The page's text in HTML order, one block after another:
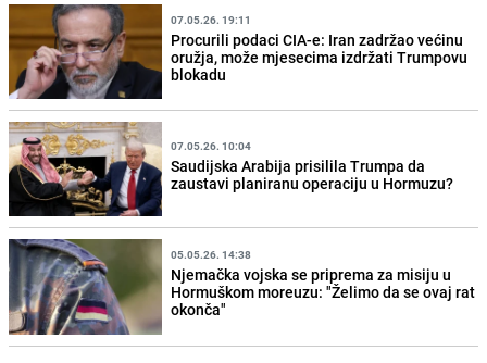
07.05.26. 19:11
Procurili podaci CIA-e: Iran zadržao većinu
oružja, može mjesecima izdržati Trumpovu
blokadu
07.05.26. 10:04
Saudijska Arabija prisilila Trumpa da
zaustavi planiranu operaciju u Hormuzu?
05.05.26. 14:38
Njemačka vojska se priprema za misiju u
Hormuškom moreuzu: "Želimo da se ovaj rat
okonča"